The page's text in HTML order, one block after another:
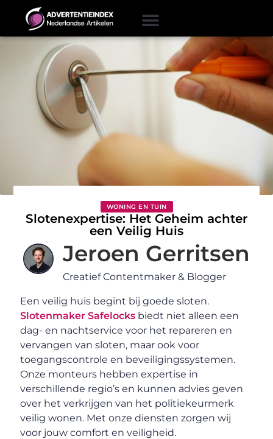
WONING EN TUIN
Slotenexpertise: Het Geheim achter
een Veilig Huis
Jeroen Gerritsen
Creatief Contentmaker & Blogger
Een veilig huis begint bij goede sloten.
Slotenmaker Safelocks biedt niet alleen een
dag- en nachtservice voor het repareren en
vervangen van sloten, maar ook voor
toegangscontrole en beveiligingssystemen.
Onze monteurs hebben expertise in
verschillende regio’s en kunnen advies geven
over het verkrijgen van het politiekeurmerk
veilig wonen. Met onze diensten zorgen wij
voor jouw comfort en veiligheid.